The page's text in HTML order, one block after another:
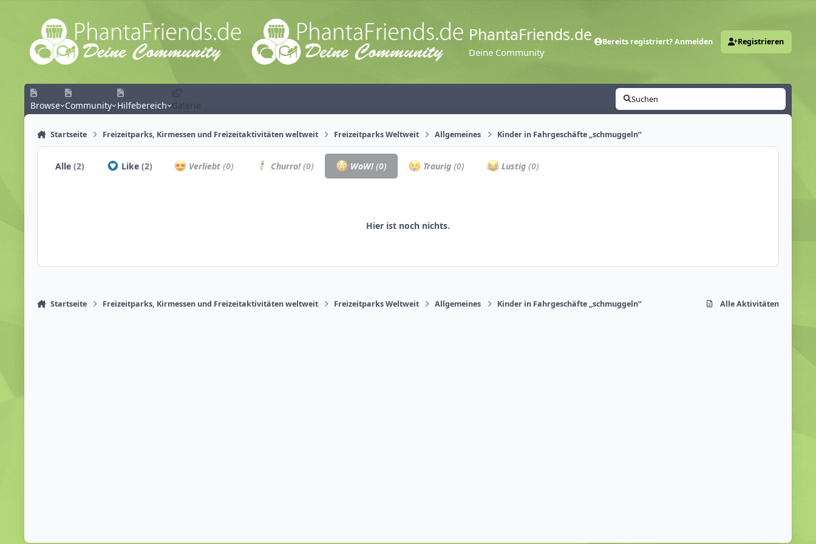
Zum Inhalt springen
PhantaFriends.de
Deine Community
Bereits registriert? Anmelden Registrieren
Browse Community Hilfebereich Galerie
Suchen
Startseite Freizeitparks, Kirmessen und Freizeitaktivitäten weltweit Freizeitparks Weltweit Allgemeines Kinder in Fahrgeschäfte „schmuggeln“
Alle(2) Like (2) Verliebt(0) Churro!(0) WoW!(0) Traurig(0) Lustig (0)
Hier ist noch nichts.
Startseite Freizeitparks, Kirmessen und Freizeitaktivitäten weltweit Freizeitparks Weltweit Allgemeines Kinder in Fahrgeschäfte „schmuggeln“ Alle Aktivitäten